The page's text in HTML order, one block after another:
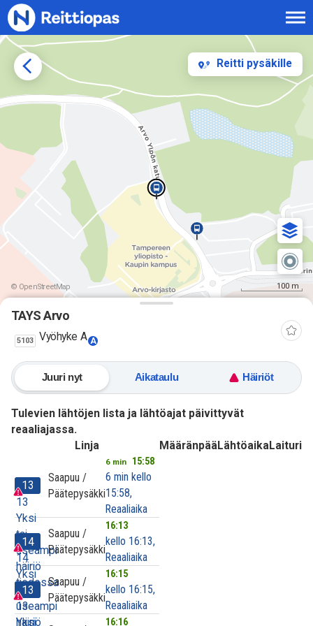
Siirry sisältöön
Reitti pysäkille
© OpenStreetMap 100 m
TAYS Arvo
5103 Vyöhyke A A
Juuri nyt Aikataulu Häiriöt
Tulevien lähtöjen lista ja lähtöajat päivittyvät
reaaliajassa.
Linja
MääränpääLähtöaikaLaituri
13
13
Yksi
tai
useampi
häiriö
tiedossa
Saapuu /
Päätepysäkki
6 min 15:58
6 min kello
15:58,
Reaaliaika
14
14
Yksi
tai
useampi
häiriö
Saapuu /
Päätepysäkki
16:13
kello 16:13,
Reaaliaika
13
13
Yksi
Saapuu /
Päätepysäkki
16:15
kello 16:15,
Reaaliaika
16:16